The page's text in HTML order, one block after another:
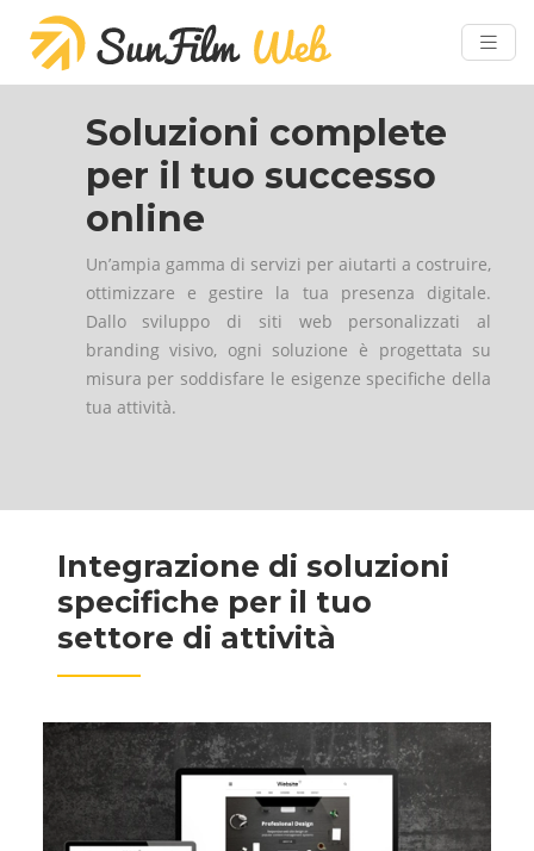
Soluzioni complete
per il tuo successo
online
Un’ampia gamma di servizi per aiutarti a costruire,
ottimizzare e gestire la tua presenza digitale.
Dallo sviluppo di siti web personalizzati al
branding visivo, ogni soluzione è progettata su
misura per soddisfare le esigenze specifiche della
tua attività.
Integrazione di soluzioni
specifiche per il tuo
settore di attività